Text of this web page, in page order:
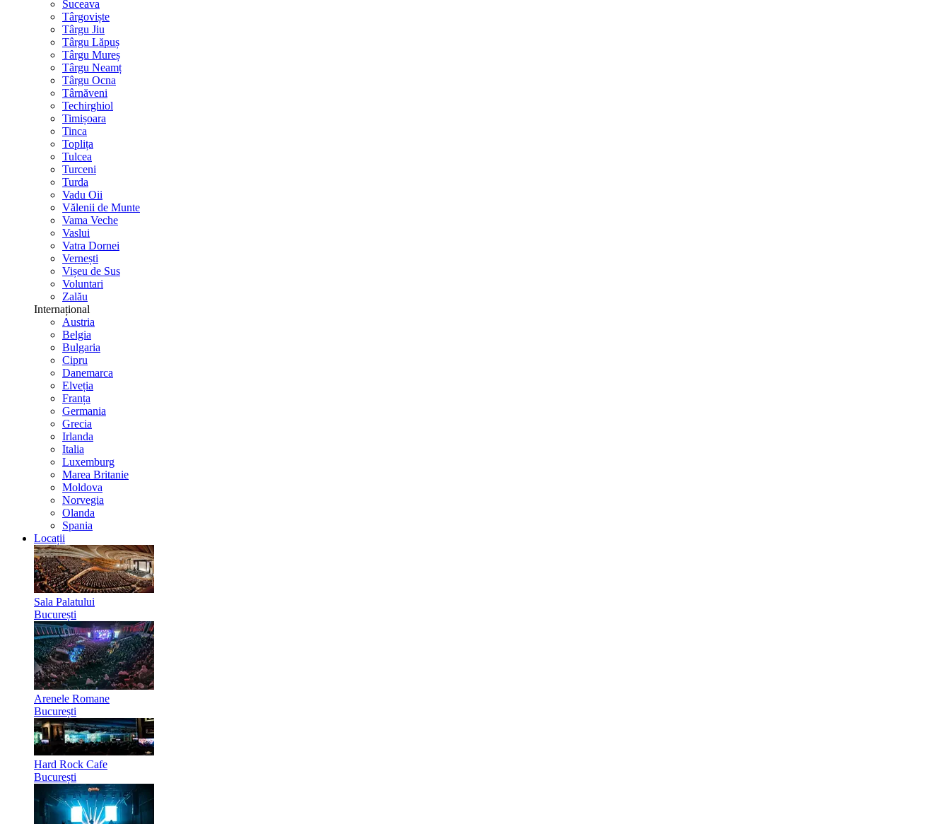
Suceava
Târgoviște
Târgu Jiu
Târgu Lăpuș
Târgu Mureș
Târgu Neamț
Târgu Ocna
Târnăveni
Techirghiol
Timișoara
Tinca
Toplița
Tulcea
Turceni
Turda
Vadu Oii
Vălenii de Munte
Vama Veche
Vaslui
Vatra Dornei
Vernești
Vișeu de Sus
Voluntari
Zalău
Internațional
Austria
Belgia
Bulgaria
Cipru
Danemarca
Elveția
Franța
Germania
Grecia
Irlanda
Italia
Luxemburg
Marea Britanie
Moldova
Norvegia
Olanda
Spania
Locații
Sala Palatului
București
Arenele Romane
București
Hard Rock Cafe
București